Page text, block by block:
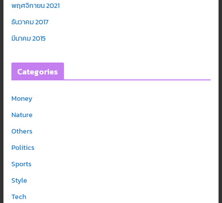
พฤศจิกายน 2021
ธันวาคม 2017
มีนาคม 2015
Categories
Money
Nature
Others
Politics
Sports
Style
Tech